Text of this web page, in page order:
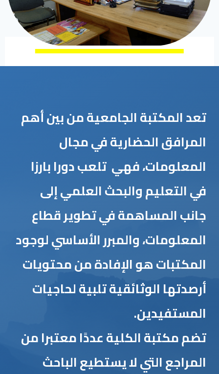
تعد المكتبة الجامعية من بين أهم
المرافق الحضارية في مجال
المعلومات، فهي تلعب دورا بارزا
في التعليم والبحث العلمي إلى
جانب المساهمة في تطوير قطاع
المعلومات، والمبرر الأساسي لوجود
المكتبات هو الإفادة من محتويات
أرصدتها الوثائقية تلبية لحاجيات
المستفيدين.
تضم مكتبة الكلية عددًا معتبرا من
المراجع التي لا يستطيع الباحث